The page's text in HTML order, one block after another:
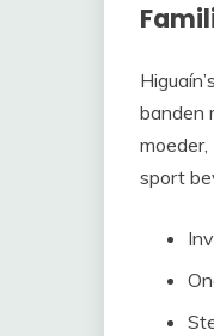
banden
sport